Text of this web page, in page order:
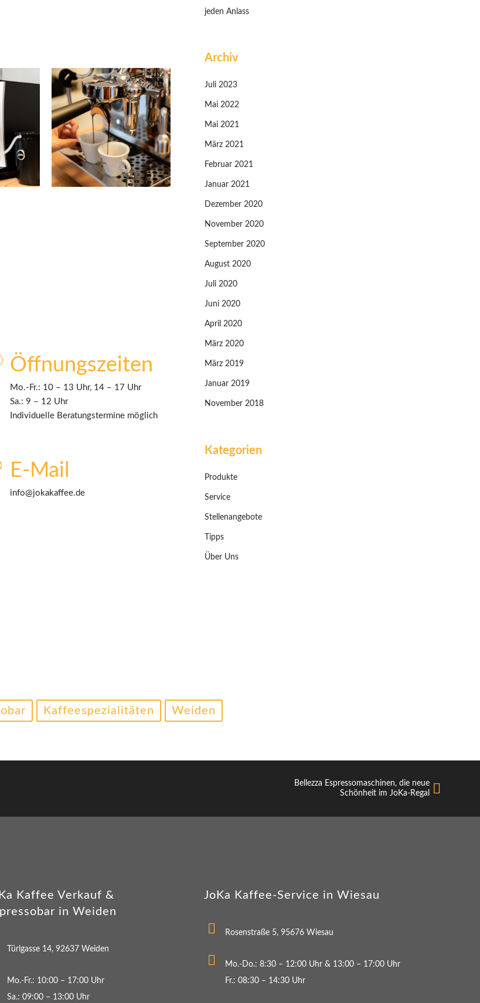
Öffnungszeiten
Mo.-Fr.: 10 – 13 Uhr, 14 – 17 Uhr
Sa.: 9 – 12 Uhr
Individuelle Beratungstermine möglich
E-Mail
info@jokakaffee.de
jeden Anlass
Archiv
Juli 2023
Mai 2022
Mai 2021
März 2021
Februar 2021
Januar 2021
Dezember 2020
November 2020
September 2020
August 2020
Juli 2020
Juni 2020
April 2020
März 2020
März 2019
Januar 2019
November 2018
Kategorien
Produkte
Service
Stellenangebote
Tipps
Über Uns
Kaffeespezialitäten Weiden
Bellezza Espressomaschinen, die neue
Schönheit im JoKa-Regal
Kaffee Verkauf &
in Weiden
Türlgasse 14, 92637 Weiden
Mo.-Fr.: 10:00 – 17:00 Uhr
Sa.: 09:00 – 13:00 Uhr
JoKa Kaffee-Service in Wiesau
Rosenstraße 5, 95676 Wiesau
Mo.-Do.: 8:30 – 12:00 Uhr & 13:00 – 17:00 Uhr
Fr.: 08:30 – 14:30 Uhr